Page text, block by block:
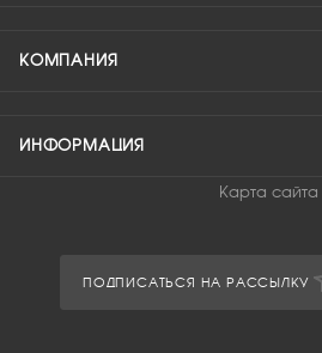
КОМПАНИЯ
ИНФОРМАЦИЯ
Карта сайта
ПОДПИСАТЬСЯ НА РАССЫЛКУ